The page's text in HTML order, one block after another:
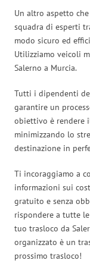
Un altro aspetto
squadra di esperti
modo sicuro ed
Utilizziamo veicoli
Salerno a Murcia.
Tutti i dipendenti
garantire un
obiettivo è rendere
minimizzando lo
destinazione in
Ti incoraggiamo a
informazioni sui
gratuito e senza
rispondere a tutte
tuo trasloco da
organizzato è un
prossimo trasloco!